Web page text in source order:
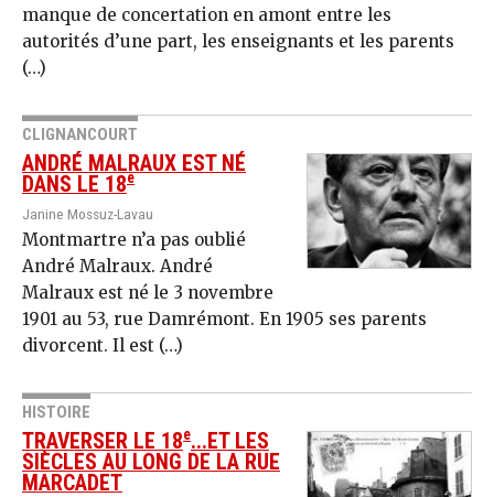
manque de concertation en amont entre les
autorités d’une part, les enseignants et les parents
(…)
CLIGNANCOURT
ANDRÉ MALRAUX EST NÉ
DANS LE 18e
Janine Mossuz-Lavau
Montmartre n’a pas oublié
André Malraux. André
Malraux est né le 3 novembre
1901 au 53, rue Damrémont. En 1905 ses parents
divorcent. Il est (…)
HISTOIRE
TRAVERSER LE 18e...ET LES
SIÈCLES AU LONG DE LA RUE
MARCADET